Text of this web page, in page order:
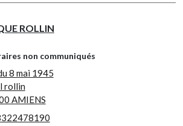
ROLLIN
non communiqués
8 mai 1945
rollin
AMIENS